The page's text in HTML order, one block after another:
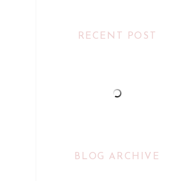
RECENT POST
BLOG ARCHIVE